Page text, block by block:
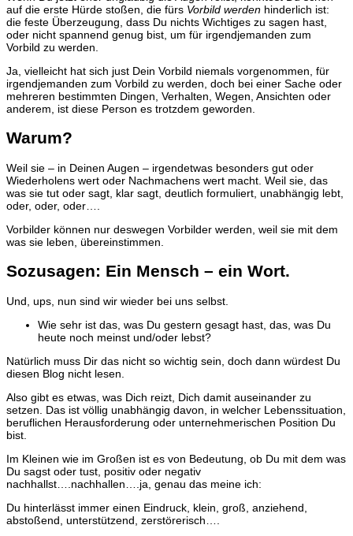
auf die erste Hürde stoßen, die fürs Vorbild werden hinderlich ist:
die feste Überzeugung, dass Du nichts Wichtiges zu sagen hast,
oder nicht spannend genug bist, um für irgendjemanden zum
Vorbild zu werden.
Ja, vielleicht hat sich just Dein Vorbild niemals vorgenommen, für
irgendjemanden zum Vorbild zu werden, doch bei einer Sache oder
mehreren bestimmten Dingen, Verhalten, Wegen, Ansichten oder
anderem, ist diese Person es trotzdem geworden.
Warum?
Weil sie – in Deinen Augen – irgendetwas besonders gut oder
Wiederholens wert oder Nachmachens wert macht. Weil sie, das
was sie tut oder sagt, klar sagt, deutlich formuliert, unabhängig lebt,
oder, oder, oder….
Vorbilder können nur deswegen Vorbilder werden, weil sie mit dem
was sie leben, übereinstimmen.
Sozusagen: Ein Mensch – ein Wort.
Und, ups, nun sind wir wieder bei uns selbst.
Wie sehr ist das, was Du gestern gesagt hast, das, was Du
heute noch meinst und/oder lebst?
Natürlich muss Dir das nicht so wichtig sein, doch dann würdest Du
diesen Blog nicht lesen.
Also gibt es etwas, was Dich reizt, Dich damit auseinander zu
setzen. Das ist völlig unabhängig davon, in welcher Lebenssituation,
beruflichen Herausforderung oder unternehmerischen Position Du
bist.
Im Kleinen wie im Großen ist es von Bedeutung, ob Du mit dem was
Du sagst oder tust, positiv oder negativ
nachhallst….nachhallen….ja, genau das meine ich:
Du hinterlässt immer einen Eindruck, klein, groß, anziehend,
abstoßend, unterstützend, zerstörerisch….